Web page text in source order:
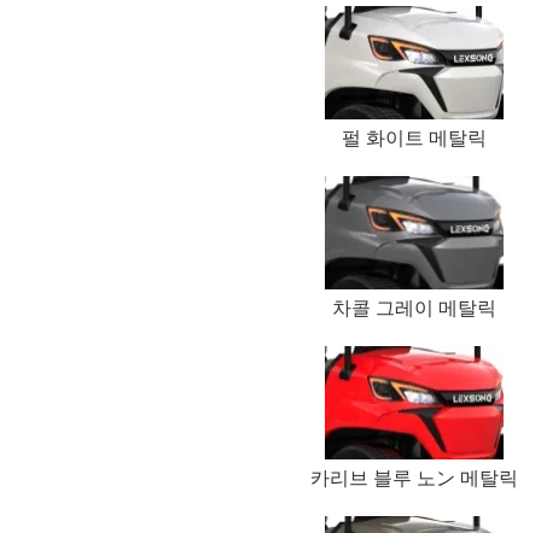
펄 화이트 메탈릭
차콜 그레이 메탈릭
카리브 블루 노ン 메탈릭